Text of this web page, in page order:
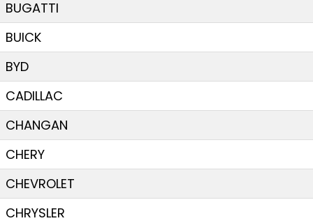
BUGATTI
BUICK
BYD
CADILLAC
CHANGAN
CHERY
CHEVROLET
CHRYSLER